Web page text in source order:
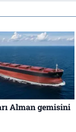
Alman gemisini